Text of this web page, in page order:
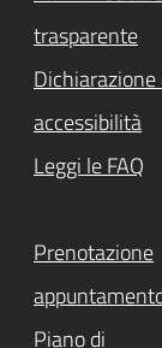
trasparente
Dichiarazione
accessibilità
Leggi le FAQ
Prenotazione
Piano di